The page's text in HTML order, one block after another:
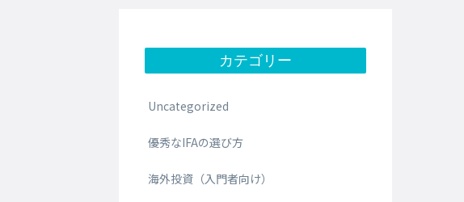
カテゴリー
Uncategorized
優秀なIFAの選び方
海外投資（入門者向け）